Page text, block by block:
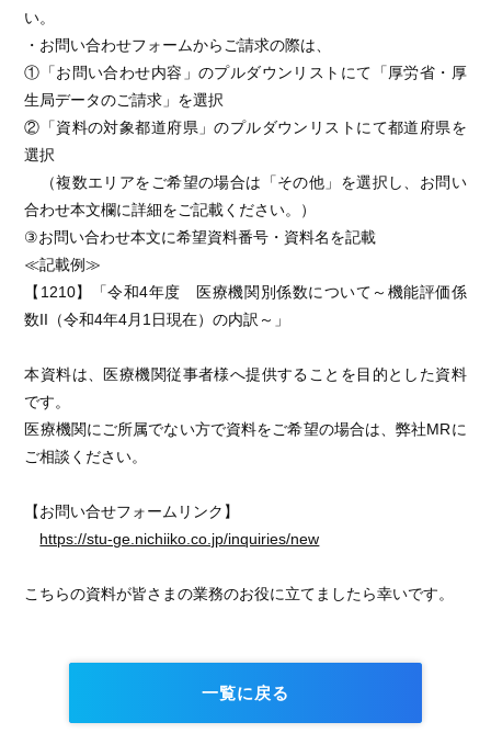
い。
・お問い合わせフォームからご請求の際は、
①「お問い合わせ内容」のプルダウンリストにて「厚労省・厚
生局データのご請求」を選択
②「資料の対象都道府県」のプルダウンリストにて都道府県を
選択
（複数エリアをご希望の場合は「その他」を選択し、お問い
合わせ本文欄に詳細をご記載ください。）
③お問い合わせ本文に希望資料番号・資料名を記載
≪記載例≫
【1210】「令和4年度 医療機関別係数について～機能評価係
数II（令和4年4月1日現在）の内訳～」
本資料は、医療機関従事者様へ提供することを目的とした資料
です。
医療機関にご所属でない方で資料をご希望の場合は、弊社MRに
ご相談ください。
【お問い合せフォームリンク】
https://stu-ge.nichiiko.co.jp/inquiries/new
こちらの資料が皆さまの業務のお役に立てましたら幸いです。
一覧に戻る